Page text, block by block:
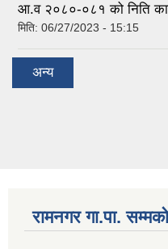
आ.व २०८०-०८१ को निति
मिति: 06/27/2023 - 15:15
अन्य
रामनगर गा.पा.